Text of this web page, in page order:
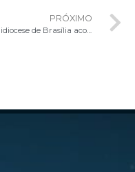
PRÓXIMO
Arquidiocese de Brasília acolhe novo Bispo Auxiliar, Dom Ricardo Hoepers, Secretário-geral da CNBB